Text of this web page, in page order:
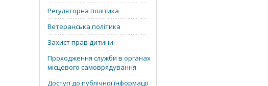
Регуляторна політика
Ветеранська політика
Захист прав дитини
Проходження служби в органах
місцевого самоврядування
Доступ до публічної інформації